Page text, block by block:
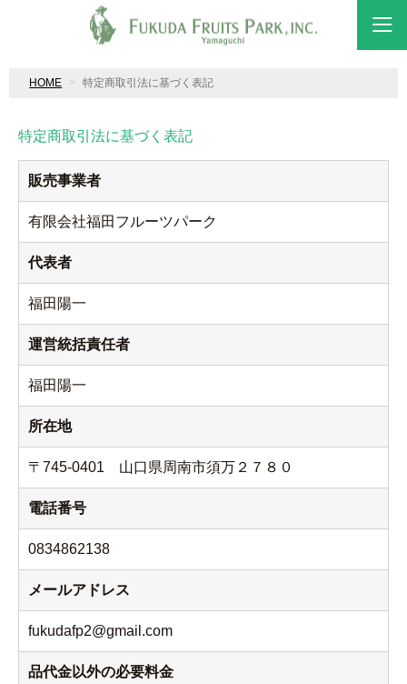
HOME 特定商取引法に基づく表記
特定商取引法に基づく表記
販売事業者
有限会社福田フルーツパーク
代表者
福田陽一
運営統括責任者
福田陽一
所在地
〒745-0401 山口県周南市須万２７８０
電話番号
0834862138
メールアドレス
fukudafp2@gmail.com
品代金以外の必要料金